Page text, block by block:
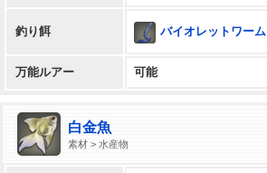
釣り餌 バイオレットワーム
万能ルアー 可能
白金魚
素材 > 水産物